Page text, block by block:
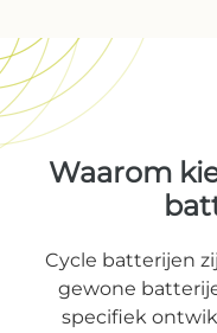
Waarom
Cycle batterijen
gewone
specifiek